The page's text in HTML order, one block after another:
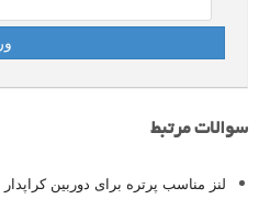
سوالات مرتبط
لنز مناسب پرتره برای دوربین کراپدار